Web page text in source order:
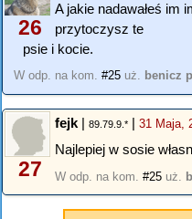
26
A jakie nadawałeś im
przytoczysz te
psie i kocie.
W odp. na kom. #25 uż. benicz
27
fejk | 89.79.9.* | 31 Maja,
Najlepiej w sosie
W odp. na kom. #25 uż.